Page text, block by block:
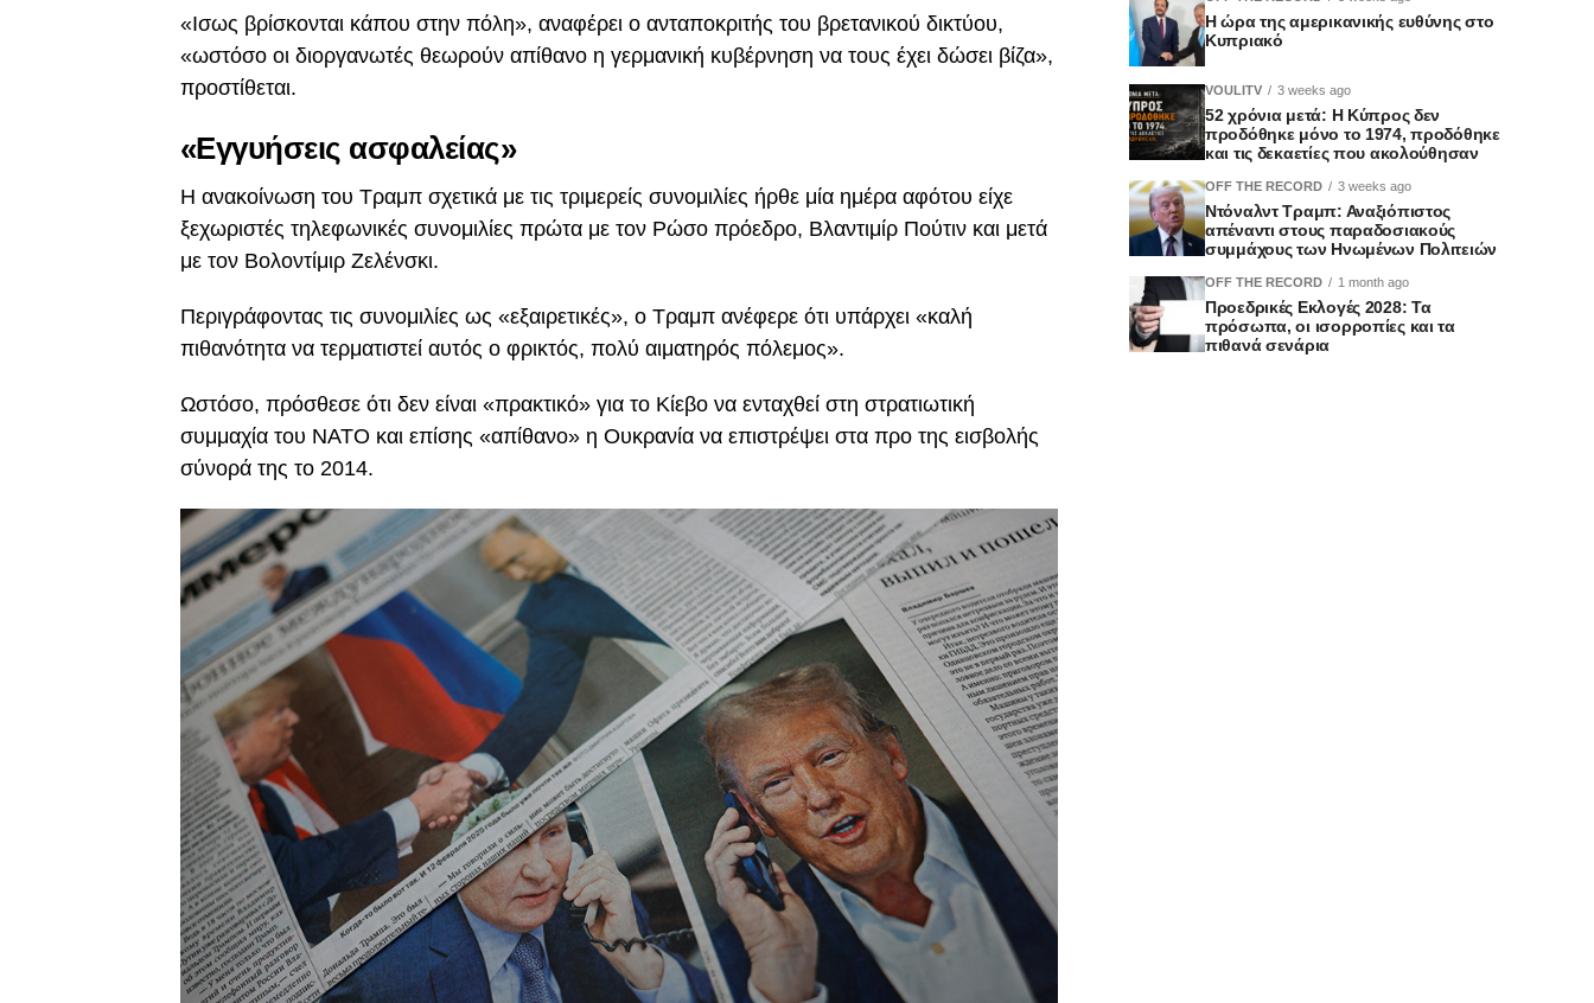
«Ισως βρίσκονται κάπου στην πόλη», αναφέρει ο ανταποκριτής του βρετανικού δικτύου,
«ωστόσο οι διοργανωτές θεωρούν απίθανο η γερμανική κυβέρνηση να τους έχει δώσει βίζα»,
προστίθεται.
«Εγγυήσεις ασφαλείας»
Η ανακοίνωση του Τραμπ σχετικά με τις τριμερείς συνομιλίες ήρθε μία ημέρα αφότου είχε
ξεχωριστές τηλεφωνικές συνομιλίες πρώτα με τον Ρώσο πρόεδρο, Βλαντιμίρ Πούτιν και μετά
με τον Βολοντίμιρ Ζελένσκι.
Περιγράφοντας τις συνομιλίες ως «εξαιρετικές», ο Τραμπ ανέφερε ότι υπάρχει «καλή
πιθανότητα να τερματιστεί αυτός ο φρικτός, πολύ αιματηρός πόλεμος».
Ωστόσο, πρόσθεσε ότι δεν είναι «πρακτικό» για το Κίεβο να ενταχθεί στη στρατιωτική
συμμαχία του ΝΑΤΟ και επίσης «απίθανο» η Ουκρανία να επιστρέψει στα προ της εισβολής
σύνορά της το 2014.
Η ώρα της αμερικανικής ευθύνης στο
Κυπριακό
VOULITV 3 weeks ago
52 χρόνια μετά: Η Κύπρος δεν
προδόθηκε μόνο το 1974, προδόθηκε
και τις δεκαετίες που ακολούθησαν
OFF THE RECORD 3 weeks ago
Ντόναλντ Τραμπ: Αναξιόπιστος
απέναντι στους παραδοσιακούς
συμμάχους των Ηνωμένων Πολιτειών
OFF THE RECORD 1 month ago
Προεδρικές Εκλογές 2028: Τα
πρόσωπα, οι ισορροπίες και τα
πιθανά σενάρια